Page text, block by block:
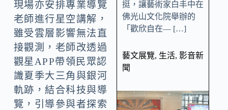
現場亦安排專業導覽
老師進行星空講解，
雖受雲層影響無法直
接觀測，老師改透過
觀星APP帶領民眾認
識夏季大三角與銀河
軌跡，結合科技與導
覽，引導參與者探索
挺，讓藝術家白丰中在
佛光山文化院舉辦的
「歡欣自在— […]
藝文展覽, 生活, 影音新
聞